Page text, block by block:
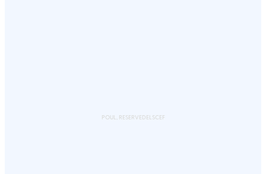
POUL, RESERVEDELSCEF